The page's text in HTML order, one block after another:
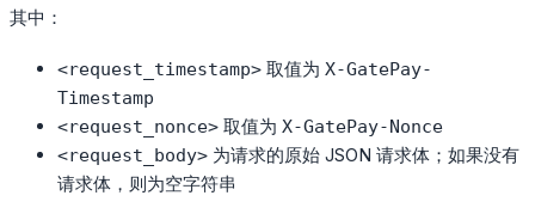
其中：
<request_timestamp> 取值为 X-GatePay-
Timestamp
<request_nonce> 取值为 X-GatePay-Nonce
<request_body> 为请求的原始 JSON 请求体；如果没有
请求体，则为空字符串